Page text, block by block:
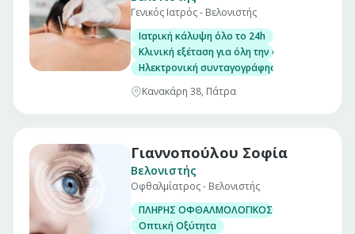
Γενικός Ιατρός - Βελονιστής
Ιατρική κάλυψη όλο το 24h
Κλινική εξέταση για όλη την οικογένεια
Ηλεκτρονική συνταγογράφηση/Έκδοση
Κανακάρη 38, Πάτρα
Γιαννοπούλου Σοφία
Βελονιστής
Οφθαλμίατρος - Βελονιστής
ΠΛΗΡΗΣ ΟΦΘΑΛΜΟΛΟΓΙΚΟΣ ΕΛΕΓΧΟΣ
Οπτική Οξύτητα